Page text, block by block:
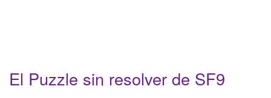
El Puzzle sin resolver de SF9